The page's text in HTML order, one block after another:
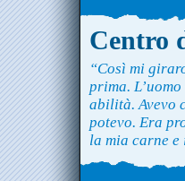
Centro
“Così mi
prima.
abilità. Avevo
potevo. Era
la mia carne